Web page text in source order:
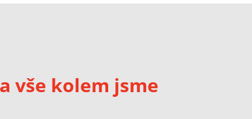
vše kolem jsme